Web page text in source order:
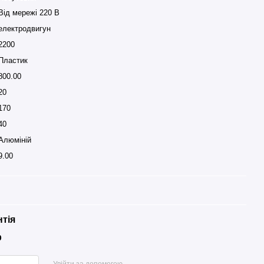
Від мережі 220 В
Пластик